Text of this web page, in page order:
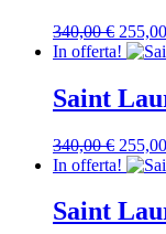
340,00€ Il
prezzo
era:
255,00
In offerta!
Saint
340,00€ Il
prezzo
era:
255,00
In offerta!
Saint